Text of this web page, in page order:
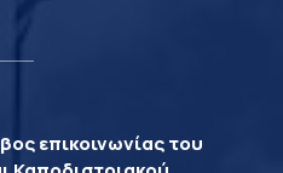
επικοινωνίας του